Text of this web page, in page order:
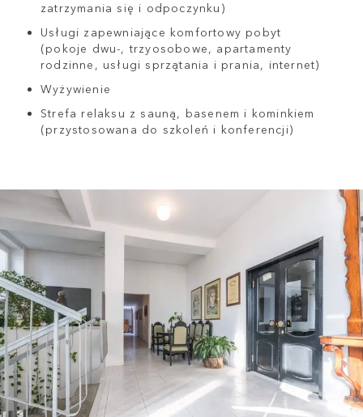
zatrzymania się i odpoczynku)
Usługi zapewniające komfortowy pobyt
(pokoje dwu-, trzyosobowe, apartamenty
rodzinne, usługi sprzątania i prania, internet)
Wyżywienie
Strefa relaksu z sauną, basenem i kominkiem
(przystosowana do szkoleń i konferencji)